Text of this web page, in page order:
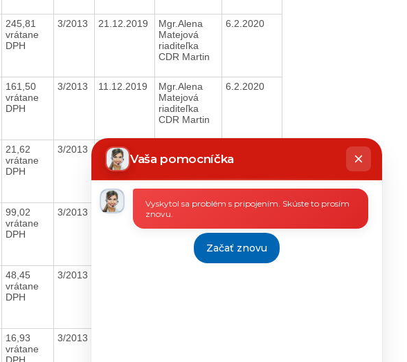
245,81
vrátane
DPH
3/2013 21.12.2019
Mgr.Alena
Matejová
riaditeľka
CDR Martin
6.2.2020
161,50
vrátane
DPH
3/2013 11.12.2019
Mgr.Alena
Matejová
riaditeľka
CDR Martin
6.2.2020
21,62
vrátane
DPH
3/2013 06.12.2019
Matejová
CDR Martin
99,02
vrátane
DPH
3/2013 06.12.2019
Mgr.Alena
riaditeľka
CDR Martin
48,45
vrátane
DPH
3/2013
16,93
vrátane
3/2013
Vaša pomocníčka
Chatbot
píše
Vyskytol sa problém s pripojením. Skúste to prosím
znovu.
Začať znovu